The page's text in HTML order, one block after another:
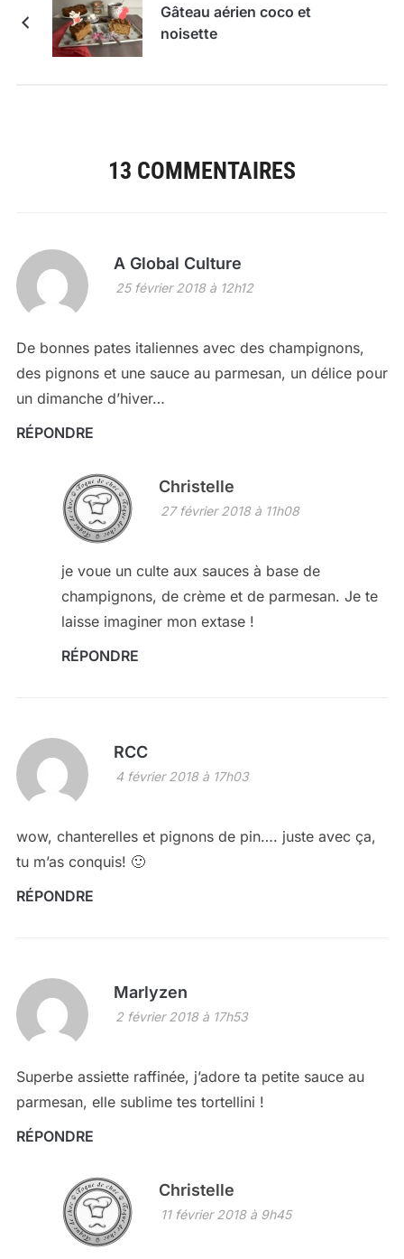
Gâteau aérien coco et
noisette
13 COMMENTAIRES
A Global Culture
25 février 2018 à 12h12
De bonnes pates italiennes avec des champignons,
des pignons et une sauce au parmesan, un délice pour
un dimanche d’hiver…
RÉPONDRE
Christelle
27 février 2018 à 11h08
je voue un culte aux sauces à base de
champignons, de crème et de parmesan. Je te
laisse imaginer mon extase !
RÉPONDRE
RCC
4 février 2018 à 17h03
wow, chanterelles et pignons de pin…. juste avec ça,
tu m’as conquis! 🙂
RÉPONDRE
Marlyzen
2 février 2018 à 17h53
Superbe assiette raffinée, j’adore ta petite sauce au
parmesan, elle sublime tes tortellini !
RÉPONDRE
Christelle
11 février 2018 à 9h45